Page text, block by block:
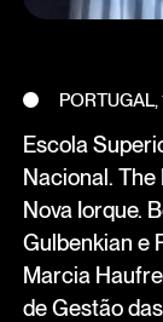
PORTUGAL,
Escola
Nacional.
Nova Iorque.
Gulbenkian e
Marcia
de Gestão